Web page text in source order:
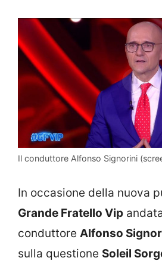
Il conduttore Alfonso Signorini
In occasione della nuova
Grande Fratello Vip
conduttore Alfonso
sulla questione Soleil